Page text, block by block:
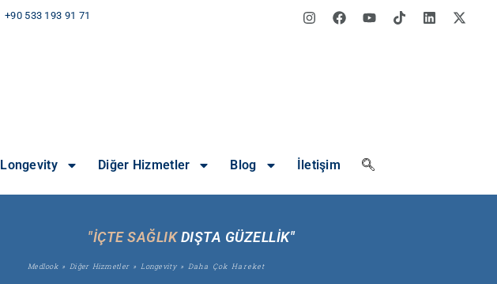
+90 533 193 91 71
Longevity Diğer Hizmetler Blog İletişim
"İÇTE SAĞLIK DIŞTA GÜZELLİK"
Medlook» Diğer Hizmetler» Longevity» Daha Çok Hareket